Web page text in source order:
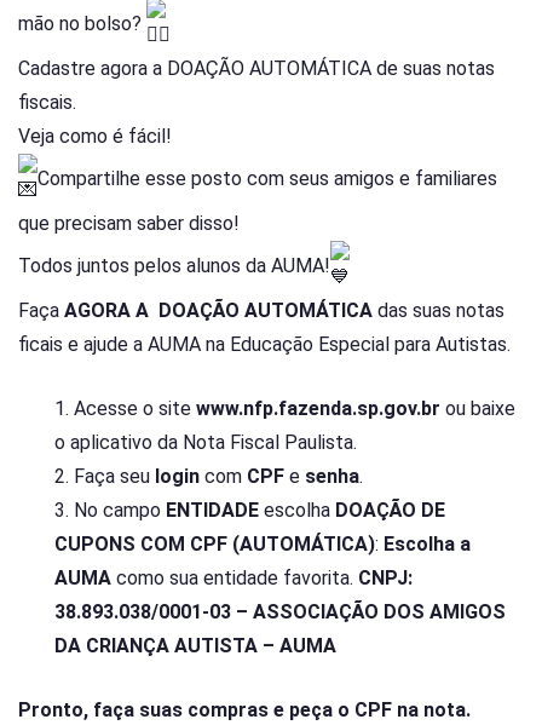
mão no bolso?
Cadastre agora a DOAÇÃO AUTOMÁTICA de suas notas
fiscais.
Veja como é fácil!
Compartilhe esse posto com seus amigos e familiares
que precisam saber disso!
Todos juntos pelos alunos da AUMA!
Faça AGORA A DOAÇÃO AUTOMÁTICA das suas notas
ficais e ajude a AUMA na Educação Especial para Autistas.
Acesse o site www.nfp.fazenda.sp.gov.br ou baixe
o aplicativo da Nota Fiscal Paulista.
Faça seu login com CPF e senha.
No campo ENTIDADE escolha DOAÇÃO DE
CUPONS COM CPF (AUTOMÁTICA): Escolha a
AUMA como sua entidade favorita. CNPJ:
38.893.038/0001-03 – ASSOCIAÇÃO DOS AMIGOS
DA CRIANÇA AUTISTA – AUMA
Pronto, faça suas compras e peça o CPF na nota.